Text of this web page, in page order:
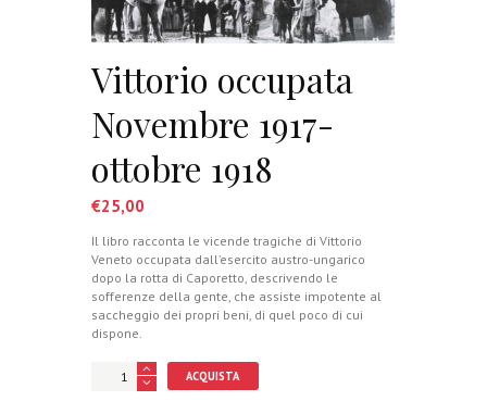
Vittorio occupata
Novembre 1917-
ottobre 1918
€25,00
Il libro racconta le vicende tragiche di Vittorio
Veneto occupata dall’esercito austro-ungarico
dopo la rotta di Caporetto, descrivendo le
sofferenze della gente, che assiste impotente al
saccheggio dei propri beni, di quel poco di cui
dispone.
ACQUISTA